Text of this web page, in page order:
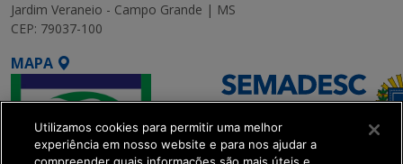
Jardim Veraneio - Campo Grande | MS
CEP: 79037-100
MAPA
Utilizamos cookies para permitir uma melhor
experiência em nosso website e para nos ajudar a